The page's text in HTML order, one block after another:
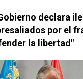
declara
por el
la libertad"